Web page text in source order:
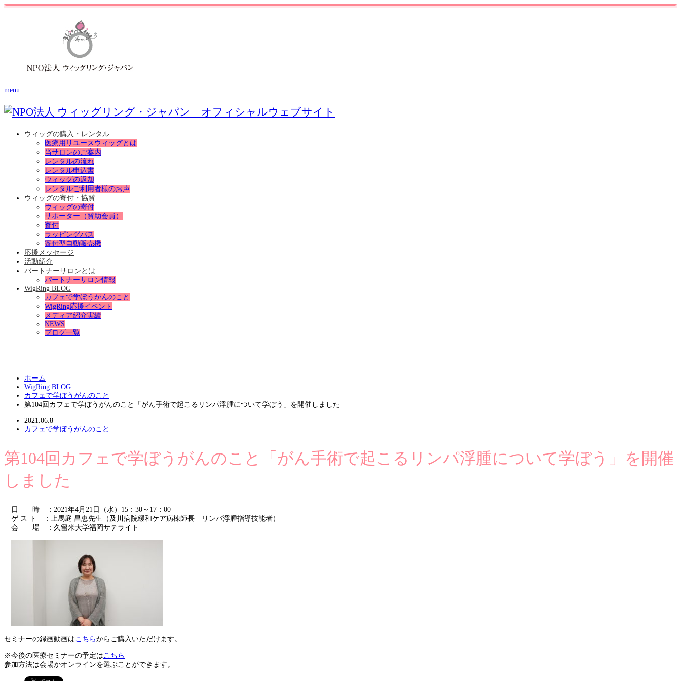
menu
ウィッグの購入・レンタル
医療用リユースウィッグとは
当サロンのご案内
レンタルの流れ
レンタル申込書
ウィッグの返却
レンタルご利用者様のお声
ウィッグの寄付・協賛
ウィッグの寄付
サポーター（賛助会員）
寄付
ラッピングバス
寄付型自動販売機
応援メッセージ
活動紹介
パートナーサロンとは
パートナーサロン情報
WigRing BLOG
カフェで学ぼうがんのこと
WigRing応援イベント
メディア紹介実績
NEWS
ブログ一覧
ホーム
WigRing BLOG
カフェで学ぼうがんのこと
第104回カフェで学ぼうがんのこと「がん手術で起こるリンパ浮腫について学ぼう」を開催しました
2021.06.8
カフェで学ぼうがんのこと
第104回カフェで学ぼうがんのこと「がん手術で起こるリンパ浮腫について学ぼう」を開催
しました
日 時
：2021年4月21日（水）15：30～17：00
ゲ ス ト
：上馬庭 昌恵先生（及川病院緩和ケア病棟師長 リンパ浮腫指導技能者）
会 場
：久留米大学福岡サテライト
セミナーの録画動画はこちらからご購入いただけます。
※今後の医療セミナーの予定はこちら
参加方法は会場かオンラインを選ぶことができます。